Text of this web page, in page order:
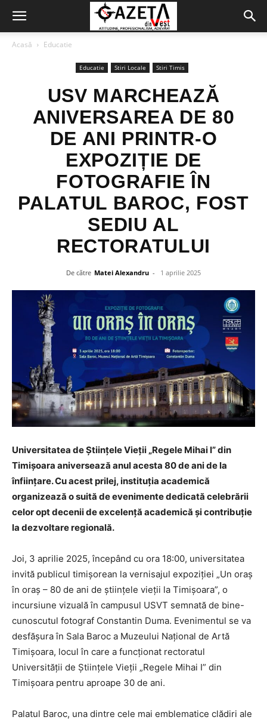
Acasă Educatie
Educatie Stiri Locale Stiri Timis
USV MARCHEAZĂ
ANIVERSAREA DE 80
DE ANI PRINTR-O
EXPOZIȚIE DE
FOTOGRAFIE ÎN
PALATUL BAROC, FOST
SEDIU AL
RECTORATULUI
De către Matei Alexandru - 1 aprilie 2025
Universitatea de Științele Vieții „Regele Mihai I” din
Timișoara aniversează anul acesta 80 de ani de la
înființare. Cu acest prilej, instituția academică
organizează o suită de evenimente dedicată celebrării
celor opt decenii de excelență academică și contribuție
la dezvoltare regională.
Joi, 3 aprilie 2025, începând cu ora 18:00, universitatea
invită publicul timișorean la vernisajul expoziției „Un oraș
în oraș – 80 de ani de științele vieții la Timișoara”, o
incursiune vizuală în campusul USVT semnată de bine-
cunoscutul fotograf Constantin Duma. Evenimentul se va
desfășura în Sala Baroc a Muzeului Național de Artă
Timișoara, locul în care a funcționat rectoratul
Universității de Științele Vieții „Regele Mihai I” din
Timișoara pentru aproape 30 de ani.
Palatul Baroc, una dintre cele mai emblematice clădiri ale